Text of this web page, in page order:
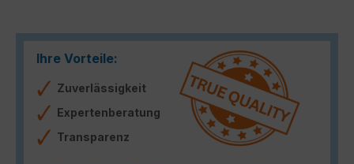
Ihre Vorteile:
Zuverlässigkeit
Expertenberatung
Transparenz